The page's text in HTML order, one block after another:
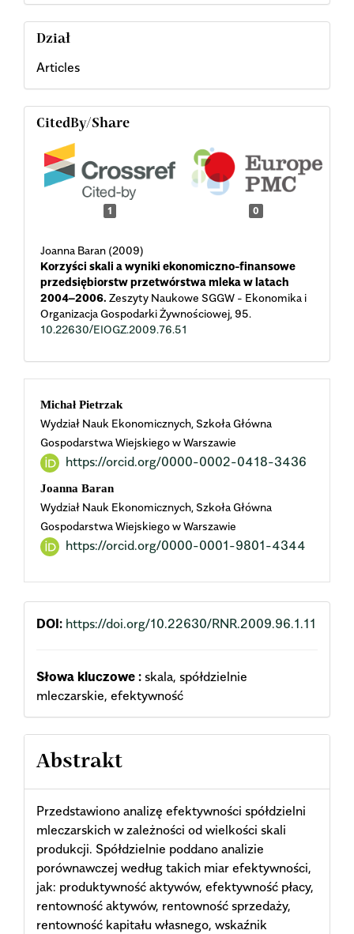
Dział
Articles
CitedBy/Share
1 0
Joanna Baran (2009)
Korzyści skali a wyniki ekonomiczno-finansowe
przedsiębiorstw przetwórstwa mleka w latach
2004–2006. Zeszyty Naukowe SGGW - Ekonomika i
Organizacja Gospodarki Żywnościowej, 95.
10.22630/EIOGZ.2009.76.51
Main
Article
Content
Michał Pietrzak
Wydział Nauk Ekonomicznych, Szkoła Główna
Gospodarstwa Wiejskiego w Warszawie
https://orcid.org/0000-0002-0418-3436
Joanna Baran
Wydział Nauk Ekonomicznych, Szkoła Główna
Gospodarstwa Wiejskiego w Warszawie
https://orcid.org/0000-0001-9801-4344
DOI: https://doi.org/10.22630/RNR.2009.96.1.11
Słowa kluczowe : skala, spółdzielnie
mleczarskie, efektywność
Abstrakt
Przedstawiono analizę efektywności spółdzielni
mleczarskich w zależności od wielkości skali
produkcji. Spółdzielnie poddano analizie
porównawczej według takich miar efektywności,
jak: produktywność aktywów, efektywność płacy,
rentowność aktywów, rentowność sprzedaży,
rentowność kapitału własnego, wskaźnik